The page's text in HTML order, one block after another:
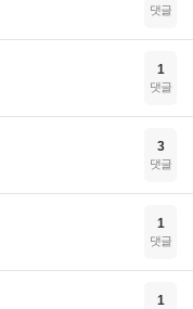
댓글
1
댓글
3
댓글
1
댓글
1